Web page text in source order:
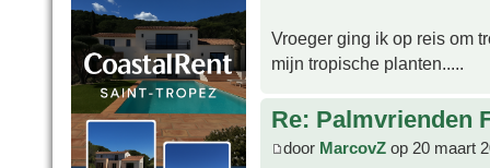
Vroeger ging ik op reis om
mijn tropische planten.....
Re: Palmvrienden
door MarcovZ op 20 maart